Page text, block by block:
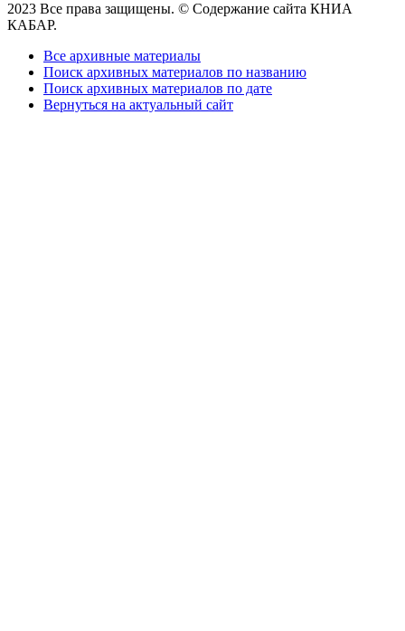
2023 Все права защищены. © Содержание сайта КНИА
КАБАР.
Все архивные материалы
Поиск архивных материалов по названию
Поиск архивных материалов по дате
Вернуться на актуальный сайт